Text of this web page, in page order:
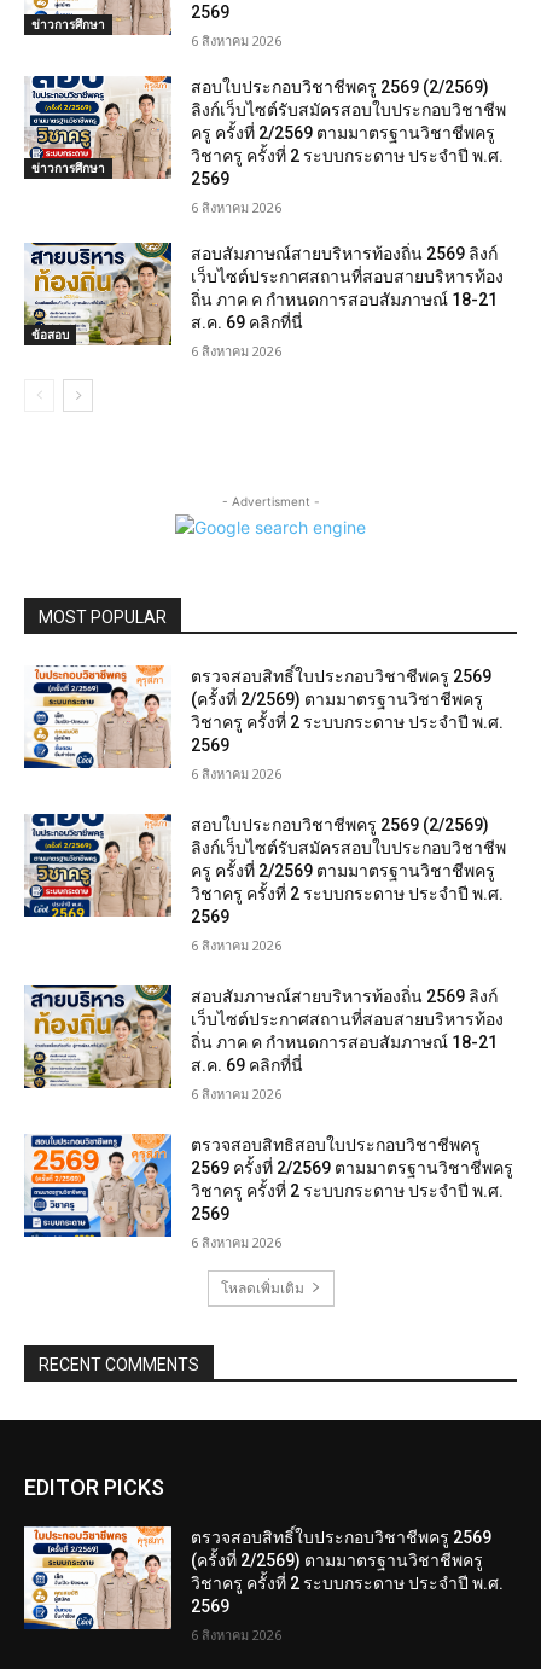
ข่าวการศึกษา
2569
6 สิงหาคม 2026
ข่าวการศึกษา
สอบใบประกอบวิชาชีพครู 2569 (2/2569)
ลิงก์เว็บไซต์รับสมัครสอบใบประกอบวิชาชีพ
ครู ครั้งที่ 2/2569 ตามมาตรฐานวิชาชีพครู
วิชาครู ครั้งที่ 2 ระบบกระดาษ ประจำปี พ.ศ.
2569
6 สิงหาคม 2026
ข้อสอบ
สอบสัมภาษณ์สายบริหารท้องถิ่น 2569 ลิงก์
เว็บไซต์ประกาศสถานที่สอบสายบริหารท้อง
ถิ่น ภาค ค กำหนดการสอบสัมภาษณ์ 18-21
ส.ค. 69 คลิกที่นี่
6 สิงหาคม 2026
- Advertisment -
MOST POPULAR
ตรวจสอบสิทธิ์ใบประกอบวิชาชีพครู 2569
(ครั้งที่ 2/2569) ตามมาตรฐานวิชาชีพครู
วิชาครู ครั้งที่ 2 ระบบกระดาษ ประจำปี พ.ศ.
2569
6 สิงหาคม 2026
สอบใบประกอบวิชาชีพครู 2569 (2/2569)
ลิงก์เว็บไซต์รับสมัครสอบใบประกอบวิชาชีพ
ครู ครั้งที่ 2/2569 ตามมาตรฐานวิชาชีพครู
วิชาครู ครั้งที่ 2 ระบบกระดาษ ประจำปี พ.ศ.
2569
6 สิงหาคม 2026
สอบสัมภาษณ์สายบริหารท้องถิ่น 2569 ลิงก์
เว็บไซต์ประกาศสถานที่สอบสายบริหารท้อง
ถิ่น ภาค ค กำหนดการสอบสัมภาษณ์ 18-21
ส.ค. 69 คลิกที่นี่
6 สิงหาคม 2026
ตรวจสอบสิทธิสอบใบประกอบวิชาชีพครู
2569 ครั้งที่ 2/2569 ตามมาตรฐานวิชาชีพครู
วิชาครู ครั้งที่ 2 ระบบกระดาษ ประจำปี พ.ศ.
2569
6 สิงหาคม 2026
โหลดเพิ่มเติม
RECENT COMMENTS
EDITOR PICKS
ตรวจสอบสิทธิ์ใบประกอบวิชาชีพครู 2569
(ครั้งที่ 2/2569) ตามมาตรฐานวิชาชีพครู
วิชาครู ครั้งที่ 2 ระบบกระดาษ ประจำปี พ.ศ.
2569
6 สิงหาคม 2026